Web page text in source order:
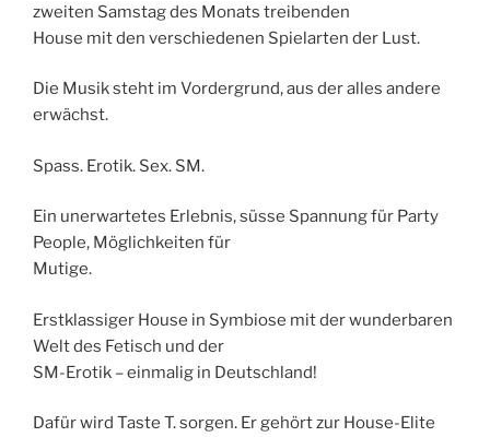
zweiten Samstag des Monats treibenden
House mit den verschiedenen Spielarten der Lust.
Die Musik steht im Vordergrund, aus der alles andere
erwächst.
Spass. Erotik. Sex. SM.
Ein unerwartetes Erlebnis, süsse Spannung für Party
People, Möglichkeiten für
Mutige.
Erstklassiger House in Symbiose mit der wunderbaren
Welt des Fetisch und der
SM-Erotik – einmalig in Deutschland!
Dafür wird Taste T. sorgen. Er gehört zur House-Elite